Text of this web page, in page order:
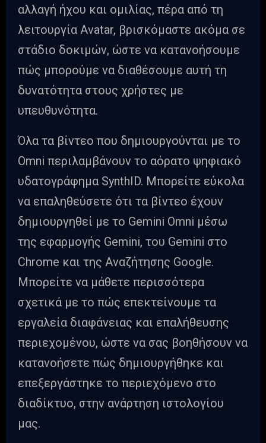
αλλαγή ήχου και ομιλίας, πέρα από τη
λειτουργία Avatar, βρισκόμαστε ακόμα σε
στάδιο δοκιμών, ώστε να κατανοήσουμε
πώς μπορούμε να διαθέσουμε αυτή τη
δυνατότητα στους χρήστες με
υπευθυνότητα.
Όλα τα βίντεο που δημιουργούνται με το
Omni περιλαμβάνουν το αόρατο ψηφιακό
υδατογράφημα SynthID. Μπορείτε εύκολα
να επαληθεύσετε ότι τα βίντεο έχουν
δημιουργηθεί με το Gemini Omni μέσω
της εφαρμογής Gemini, του Gemini στο
Chrome και της Αναζήτησης Google.
Μπορείτε να μάθετε περισσότερα
σχετικά με το πώς επεκτείνουμε τα
εργαλεία διαφάνειας και επαλήθευσης
περιεχομένου, ώστε να σας βοηθήσουν να
κατανοήσετε πώς δημιουργήθηκε και
επεξεργάστηκε το περιεχόμενο στο
διαδίκτυο, στην ανάρτηση ιστολογίου
μας.